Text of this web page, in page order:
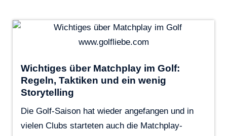
Wichtiges über Matchplay im Golf:
Regeln, Taktiken und ein wenig
Storytelling
Die Golf-Saison hat wieder angefangen und in
vielen Clubs starteten auch die Matchplay-